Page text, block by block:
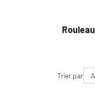
Trier par